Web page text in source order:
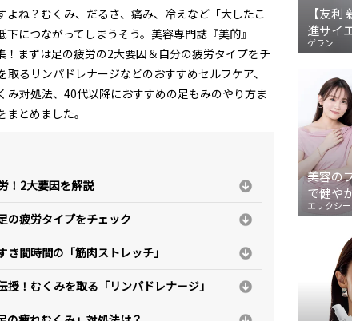
ね？むくみ、だるさ、痛み、冷えなど「大したこ
につながってしまうそう。美容専門誌『美的』
まずは足の疲労の2大要因＆自分の疲労タイプをチ
るリンパドレナージなどのおすすめセルフケア、
対処法、40代以降におすすめの足もみのやり方ま
とめました。
！2大要因を解説
の疲労タイプをチェック
き間時間の「筋肉ストレッチ」
授！むくみを取る「リンパドレナージ」
【友
進サイ
ゲラン
美容の
で健や
エリクシ